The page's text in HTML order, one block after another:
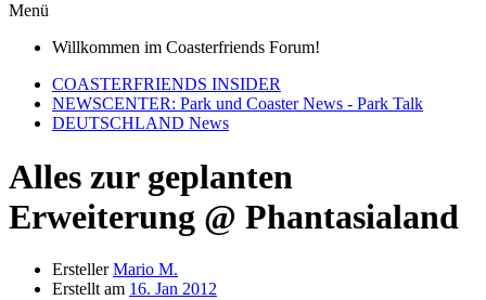
Menü
Willkommen im Coasterfriends Forum!
COASTERFRIENDS INSIDER
NEWSCENTER: Park und Coaster News - Park Talk
DEUTSCHLAND News
Alles zur geplanten
Erweiterung @ Phantasialand
Ersteller Mario M.
Erstellt am 16. Jan 2012